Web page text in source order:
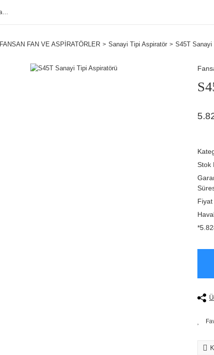
FANSAN FAN VE ASPİRATÖRLER Sanayi Tipi Aspiratör S45T Sanayi
Stok
Fiyat